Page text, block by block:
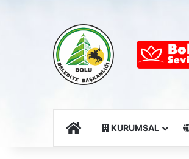
Ana SayfaKURUMSAL